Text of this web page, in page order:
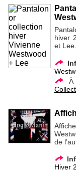
hiver
et Lee.
À
de
Hiver